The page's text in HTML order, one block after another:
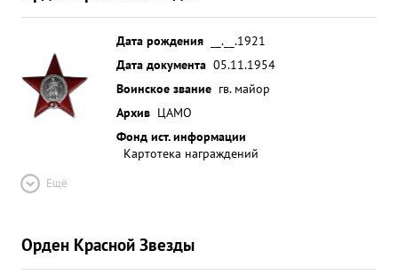
Дата рождения
__.__.1921
Дата документа 05.11.1954
Воинское звание гв. майор
Архив ЦАМО
Фонд ист. информации
Картотека награждений
Ещё
Орден Красной Звезды